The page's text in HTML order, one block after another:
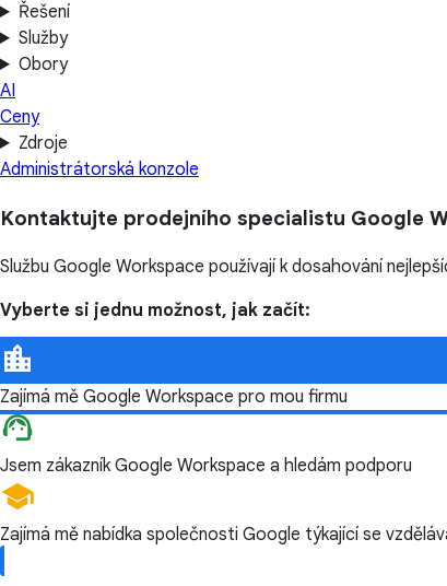
Řešení
Služby
Obory
AI
Ceny
Zdroje
Administrátorská konzole
Kontaktujte prodejního specialistu Google
Službu Google Workspace používají k dosahování
Vyberte si jednu možnost, jak začít:
Zajímá mě Google Workspace pro mou firmu
Jsem zákazník Google Workspace a hledám podporu
Zajímá mě nabídka společnosti Google týkající se